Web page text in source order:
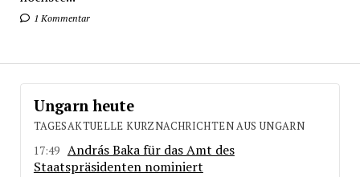
1 Kommentar
Ungarn heute
TAGESAKTUELLE KURZNACHRICHTEN AUS UNGARN
17:49 András Baka für das Amt des
Staatspräsidenten nominiert